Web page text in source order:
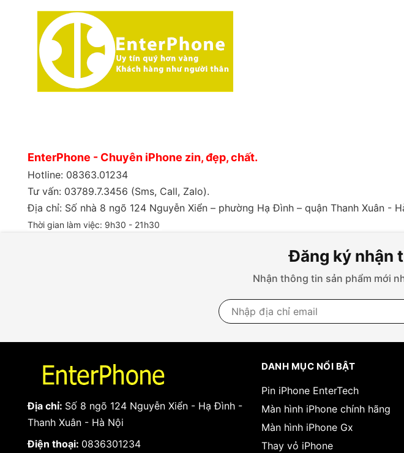
EnterPhone - Chuyên iPhone zin, đẹp, chất.
Hotline: 08363.01234
Tư vấn: 03789.7.3456 (Sms, Call, Zalo).
Địa chỉ: Số nhà 8 ngõ 124 Nguyễn Xiển – phường Hạ Đình – quận Thanh Xuân -
Thời gian làm việc: 9h30 - 21h30
Đăng ký nhận
Nhận thông tin sản phẩm mới
Địa chỉ: Số 8 ngõ 124 Nguyễn Xiển - Hạ Đình -
Thanh Xuân - Hà Nội
Điện thoại: 0836301234
DANH MỤC NỔI BẬT
Pin iPhone EnterTech
Màn hình iPhone chính hãng
Màn hình iPhone Gx
Thay vỏ iPhone